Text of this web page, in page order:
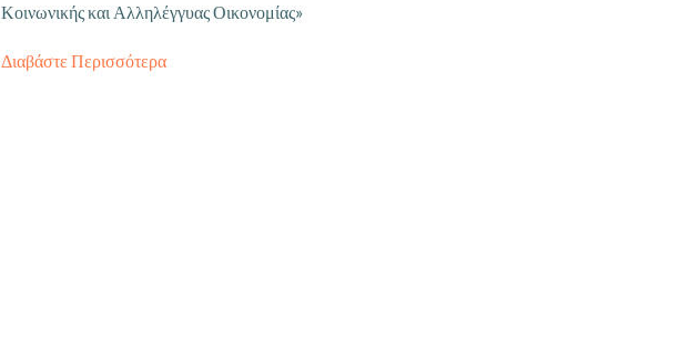
Κοινωνικής και Αλληλέγγυας Οικονομίας»
Διαβάστε Περισσότερα